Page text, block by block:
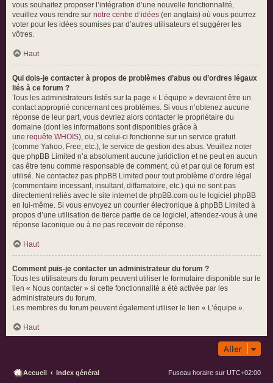
vous souhaitez proposer l’intégration d’une nouvelle fonctionnalité,
veuillez vous rendre sur notre centre d’idées (en anglais) où vous pourrez
voter pour les idées soumises par d’autres utilisateurs et suggérer les
vôtres.
Haut
Qui dois-je contacter à propos de problèmes d’abus ou d’ordres légaux
liés à ce forum ?
Tous les administrateurs listés sur la page « L’équipe » devraient être un
contact approprié concernant ces problèmes. Si vous n’obtenez aucune
réponse de leur part, vous devriez alors contacter le propriétaire du
domaine (dont les informations sont disponibles grâce à
une requête WHOIS), ou, si celui-ci fonctionne sur un service gratuit
(comme Yahoo, Free, etc.), le service de gestion des abus. Veuillez noter
que phpBB Limited n’a absolument aucune juridiction et ne peut en aucun
cas être tenu comme responsable de comment, où et par qui ce forum est
utilisé. Ne contactez pas phpBB Limited pour tout problème d’ordre légal
(commentaire incessant, insultant, diffamatoire, etc.) qui ne sont pas
directement reliés avec le site internet de phpBB.com ou le logiciel phpBB
en lui-même. Si vous envoyez un courrier électronique à phpBB Limited à
propos d’une utilisation de tierce partie de ce logiciel, attendez-vous à une
réponse laconique ou à ne pas recevoir de réponse.
Haut
Comment puis-je contacter un administrateur du forum ?
Tous les utilisateurs du forum peuvent utiliser le formulaire disponible sur le
lien « Nous contacter » si cette fonctionnalité a été activée par les
administrateurs du forum.
Les membres du forum peuvent également utiliser le lien « L’équipe ».
Haut
Aller
Accueil Index général Fuseau horaire sur UTC+02:00